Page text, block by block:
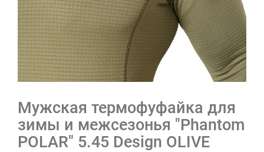
Мужская термофуфайка для
зимы и межсезонья "Phantom
POLAR" 5.45 Design OLIVE